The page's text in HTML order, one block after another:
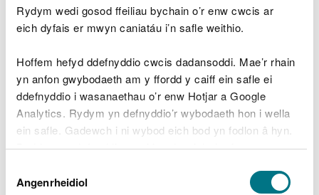
Rydym wedi gosod ffeiliau bychain o’r enw cwcis ar
eich dyfais er mwyn caniatáu i’n safle weithio.
Hoffem hefyd ddefnyddio cwcis dadansoddi. Mae’r rhain
yn anfon gwybodaeth am y ffordd y caiff ein safle ei
ddefnyddio i wasanaethau o’r enw Hotjar a Google
Analytics. Rydym yn defnyddio’r wybodaeth hon i wella
ein safle. Gadewch i ni wybod eich bod yn fodlon â hyn.
Byddwn yn defnyddio cwci i gadw eich dewis.
Gellirdarllen mwy am ein cwcis cyn i chi ddewis.
Caniatâd
Angenrheidiol
gau llwybrau wrth i ni wneud gwaith cynnal a
chadw neu gynnal gweithrediadau eraill ac mae'n
ymwelwyr eraill dros dro.
Mewn tywydd eithafol, mae'n bosibl y byddwn yn
cau cyfleusterau ar fyr rybudd oherwydd y risg o
anafiadau i ymwelwyr a staff.
tir